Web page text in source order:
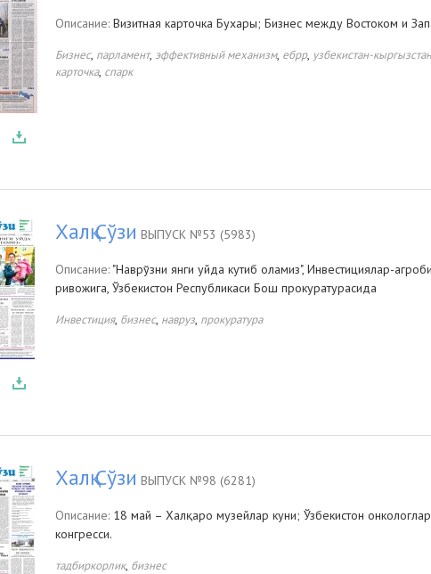
Описание: Визитная карточка Бухары; Бизнес между Востоком и
Бизнес, парламент, эффективный механизм, ебрр, узбекистан-кыргызстан
карточка, спарк
Халқ Сўзи ВЫПУСК №53 (5983)
Описание: "Наврўзни янги уйда кутиб оламиз", Инвестициялар-
ривожига, Ўзбекистон Республикаси Бош прокуратурасида
Инвестиция, бизнес, навруз, прокуратура
Халқ Сўзи ВЫПУСК №98 (6281)
Описание: 18 май – Халқаро музейлар куни; Ўзбекистон
конгресси.
тадбиркорлик, бизнес